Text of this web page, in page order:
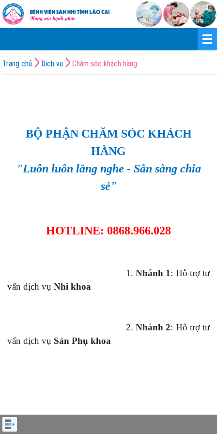
Trang chủ Dịch vụ Chăm sóc khách hàng
BỘ PHẬN CHĂM SÓC KHÁCH
HÀNG
"Luôn luôn lắng nghe - Sẵn sàng chia
sẻ"
HOTLINE: 0868.966.028
1.Nhánh 1: Hỗ trợ tư
vấn dịch vụ Nhi khoa
2.Nhánh 2: Hỗ trợ tư
vấn dịch vụ Sản Phụ khoa